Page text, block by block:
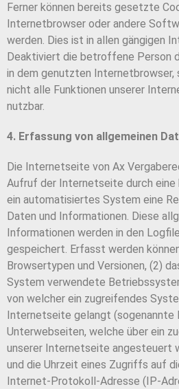
Ferner können bereits gesetzte
Internetbrowser oder andere
werden. Dies ist in allen gängigen
Deaktiviert die betroffene Person
in dem genutzten Internetbrowser,
nicht alle Funktionen unserer
nutzbar.
4. Erfassung von allgemeinen
Die Internetseite von Ax
Aufruf der Internetseite durch
ein automatisiertes System eine
Daten und Informationen. Diese
Informationen werden in den
gespeichert. Erfasst werden
Browsertypen und Versionen, (2)
System verwendete
von welcher ein zugreifendes
Internetseite gelangt (sogenannte
Unterwebseiten, welche über ein
unserer Internetseite angesteuert
und die Uhrzeit eines Zugriffs auf
Internet-Protokoll-Adresse (IP-